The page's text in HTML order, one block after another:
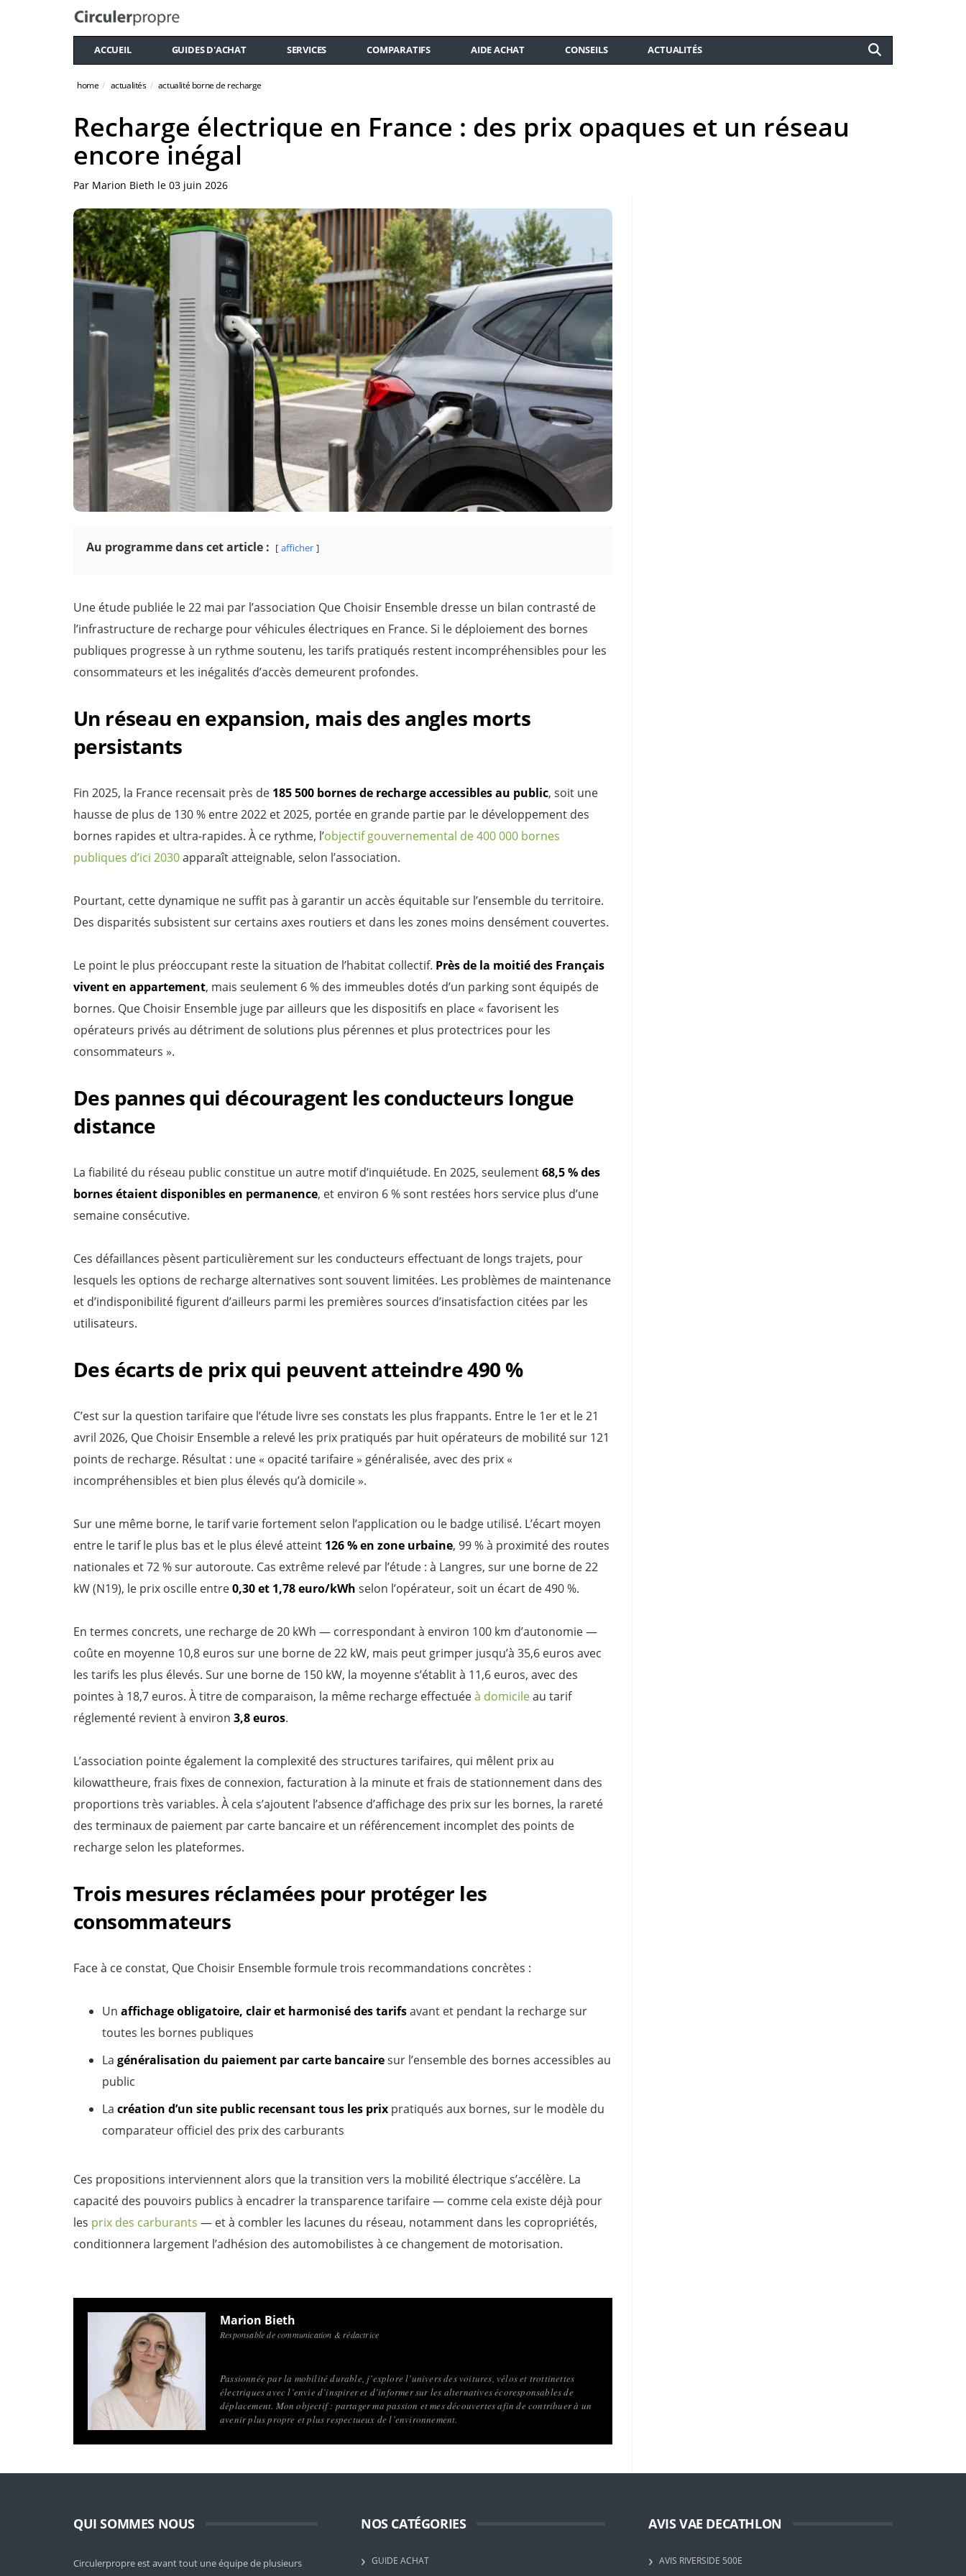
ACCUEIL GUIDES D'ACHAT SERVICES COMPARATIFS AIDE ACHAT CONSEILS ACTUALITÉS
home actualités actualité borne de recharge
Recharge électrique en France : des prix opaques et un réseau
encore inégal
Par Marion Bieth le 03 juin 2026
Au programme dans cet article : afficher
Une étude publiée le 22 mai par l’association Que Choisir Ensemble dresse un bilan contrasté de
l’infrastructure de recharge pour véhicules électriques en France. Si le déploiement des bornes
publiques progresse à un rythme soutenu, les tarifs pratiqués restent incompréhensibles pour les
consommateurs et les inégalités d’accès demeurent profondes.
Un réseau en expansion, mais des angles morts
persistants
Fin 2025, la France recensait près de 185 500 bornes de recharge accessibles au public, soit une
hausse de plus de 130 % entre 2022 et 2025, portée en grande partie par le développement des
bornes rapides et ultra-rapides. À ce rythme, l’objectif gouvernemental de 400 000 bornes
publiques d’ici 2030apparaît atteignable, selon l’association.
Pourtant, cette dynamique ne suffit pas à garantir un accès équitable sur l’ensemble du territoire.
Des disparités subsistent sur certains axes routiers et dans les zones moins densément couvertes.
Le point le plus préoccupant reste la situation de l’habitat collectif. Près de la moitié des Français
vivent en appartement, mais seulement 6 % des immeubles dotés d’un parking sont équipés de
bornes. Que Choisir Ensemble juge par ailleurs que les dispositifs en place « favorisent les
opérateurs privés au détriment de solutions plus pérennes et plus protectrices pour les
consommateurs ».
Des pannes qui découragent les conducteurs longue
distance
La fiabilité du réseau public constitue un autre motif d’inquiétude. En 2025, seulement68,5 % des
bornes étaient disponibles en permanence, et environ 6 % sont restées hors service plus d’une
semaine consécutive.
Ces défaillances pèsent particulièrement sur les conducteurs effectuant de longs trajets, pour
lesquels les options de recharge alternatives sont souvent limitées. Les problèmes de maintenance
et d’indisponibilité figurent d’ailleurs parmi les premières sources d’insatisfaction citées par les
utilisateurs.
Des écarts de prix qui peuvent atteindre 490 %
C’est sur la question tarifaire que l’étude livre ses constats les plus frappants. Entre le 1er et le 21
avril 2026, Que Choisir Ensemble a relevé les prix pratiqués par huit opérateurs de mobilité sur 121
points de recharge. Résultat : une « opacité tarifaire » généralisée, avec des prix «
incompréhensibles et bien plus élevés qu’à domicile ».
Sur une même borne, le tarif varie fortement selon l’application ou le badge utilisé. L’écart moyen
entre le tarif le plus bas et le plus élevé atteint 126 % en zone urbaine, 99 % à proximité des routes
nationales et 72 % sur autoroute. Cas extrême relevé par l’étude : à Langres, sur une borne de 22
kW (N19), le prix oscille entre0,30 et 1,78 euro/kWh selon l’opérateur, soit un écart de 490 %.
En termes concrets, une recharge de 20 kWh — correspondant à environ 100 km d’autonomie —
coûte en moyenne 10,8 euros sur une borne de 22 kW, mais peut grimper jusqu’à 35,6 euros avec
les tarifs les plus élevés. Sur une borne de 150 kW, la moyenne s’établit à 11,6 euros, avec des
pointes à 18,7 euros. À titre de comparaison, la même recharge effectuéeà domicileau tarif
réglementé revient à environ 3,8 euros.
L’association pointe également la complexité des structures tarifaires, qui mêlent prix au
kilowattheure, frais fixes de connexion, facturation à la minute et frais de stationnement dans des
proportions très variables. À cela s’ajoutent l’absence d’affichage des prix sur les bornes, la rareté
des terminaux de paiement par carte bancaire et un référencement incomplet des points de
recharge selon les plateformes.
Trois mesures réclamées pour protéger les
consommateurs
Face à ce constat, Que Choisir Ensemble formule trois recommandations concrètes :
Un affichage obligatoire, clair et harmonisé des tarifsavant et pendant la recharge sur
toutes les bornes publiques
La généralisation du paiement par carte bancairesur l’ensemble des bornes accessibles au
public
La création d’un site public recensant tous les prix pratiqués aux bornes, sur le modèle du
comparateur officiel des prix des carburants
Ces propositions interviennent alors que la transition vers la mobilité électrique s’accélère. La
capacité des pouvoirs publics à encadrer la transparence tarifaire — comme cela existe déjà pour
les prix des carburants — et à combler les lacunes du réseau, notamment dans les copropriétés,
conditionnera largement l’adhésion des automobilistes à ce changement de motorisation.
Marion Bieth
Responsable de communication & rédactrice
Passionnée par la mobilité durable, j’explore l’univers des voitures, vélos et trottinettes
électriques avec l’envie d’inspirer et d’informer sur les alternatives écoresponsables de
déplacement. Mon objectif : partager ma passion et mes découvertes afin de contribuer à un
avenir plus propre et plus respectueux de l’environnement.
QUI SOMMES NOUS
Circulerpropre est avant tout une équipe de plusieurs
NOS CATÉGORIES
GUIDE ACHAT
AVIS VAE DECATHLON
AVIS RIVERSIDE 500E